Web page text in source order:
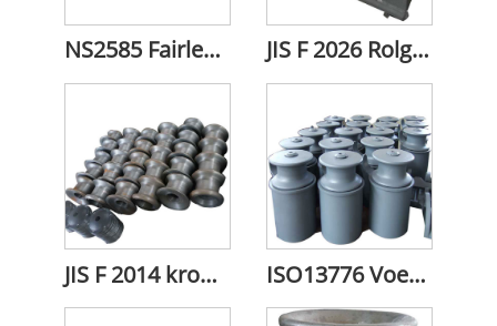
NS2585 Fairlead-rol JIS F 2026 Rolgeleider
JIS F 2014 kromtrekkende rol ISO13776 Voetstukrolgeleider